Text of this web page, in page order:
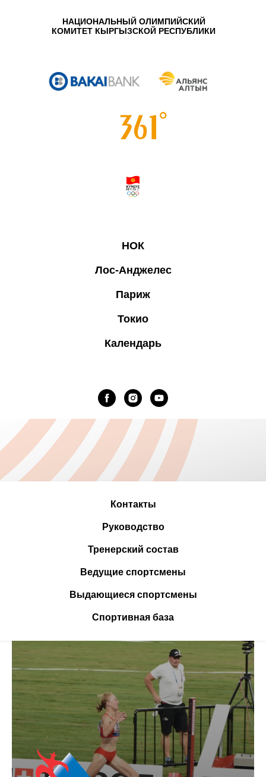
НАЦИОНАЛЬНЫЙ ОЛИМПИЙСКИЙ
КОМИТЕТ КЫРГЫЗСКОЙ РЕСПУБЛИКИ
НОК
Лос-Анджелес
Париж
Токио
Календарь
Контакты
Руководство
Тренерский состав
Ведущие спортсмены
Выдающиеся спортсмены
Спортивная база